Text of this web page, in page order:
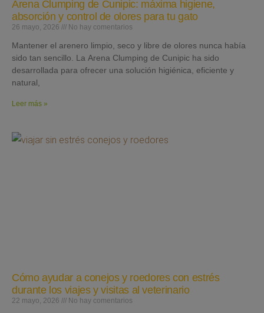
Arena Clumping de Cunipic: máxima higiene,
absorción y control de olores para tu gato
26 mayo, 2026 No hay comentarios
Mantener el arenero limpio, seco y libre de olores nunca había
sido tan sencillo. La Arena Clumping de Cunipic ha sido
desarrollada para ofrecer una solución higiénica, eficiente y
natural,
Leer más »
Cómo ayudar a conejos y roedores con estrés
durante los viajes y visitas al veterinario
22 mayo, 2026 No hay comentarios